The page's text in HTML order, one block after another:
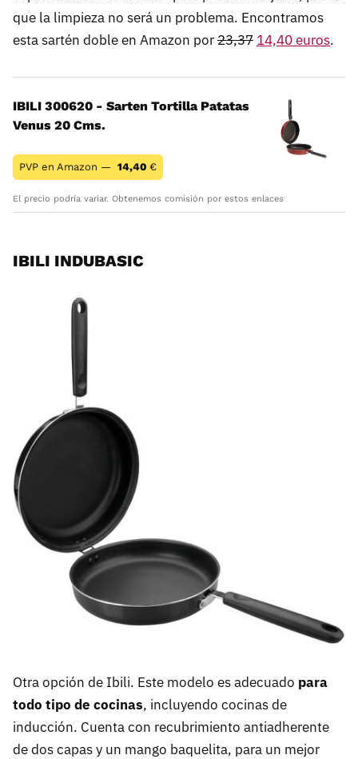
que la limpieza no será un problema. Encontramos
esta sartén doble en Amazon por23,37 14,40 euros.
IBILI 300620 - Sarten Tortilla Patatas
Venus 20 Cms.
PVP en Amazon — 14,40 €
El precio podría variar. Obtenemos comisión por estos enlaces
IBILI INDUBASIC
Otra opción de Ibili. Este modelo es adecuado para
todo tipo de cocinas, incluyendo cocinas de
inducción. Cuenta con recubrimiento antiadherente
de dos capas y un mango baquelita, para un mejor